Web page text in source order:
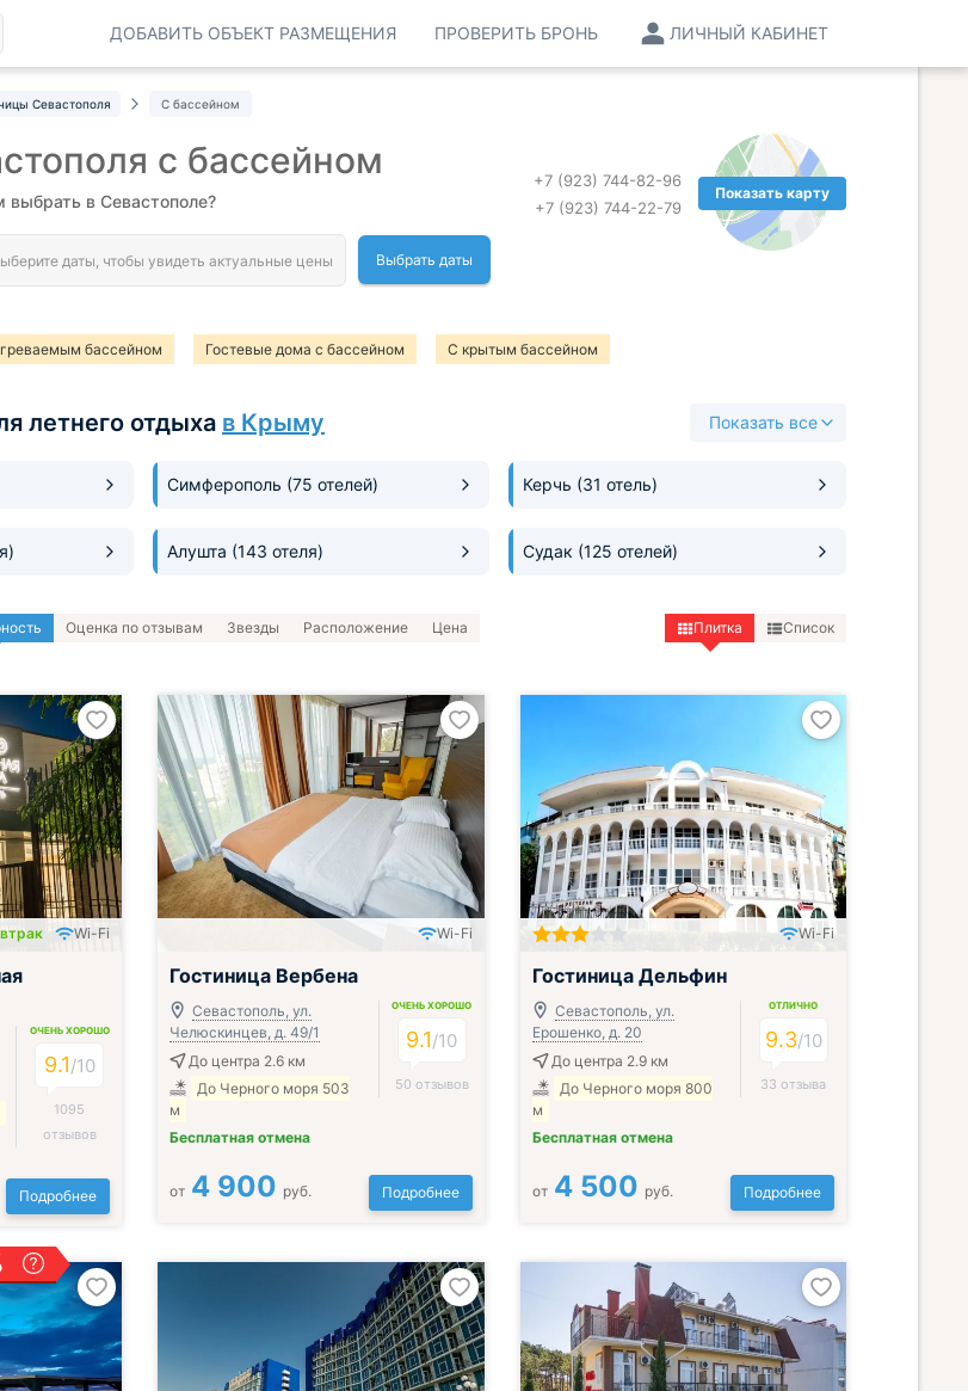
ЛИЧНЫЙ КАБИНЕТ
ПРОВЕРИТЬ БРОНЬ
ДОБАВИТЬ ОБЪЕКТ РАЗМЕЩЕНИЯ
Севастополя С бассейном
Показать карту
+7 (923) 744-82-96
+7 (923) 744-22-79
с бассейном
выбрать в Севастополе?
Выбрать даты
бассейном Гостевые дома с бассейном С крытым бассейном
летнего отдыха в Крыму Показать все
Симферополь (75 отелей) Керчь (31 отель)
Алушта (143 отеля) Судак (125 отелей)
Оценка по отзывам Звезды Расположение Цена Плитка Список
Wi-Fi
ОЧЕНЬ ХОРОШО
9.1/10
1095
отзывов
Подробнее
Wi-Fi
Гостиница Вербена
Севастополь, ул.
Челюскинцев, д. 49/1
До центра 2.6 км
До Черного моря 503
м
Бесплатная отмена
ОЧЕНЬ ХОРОШО
9.1/10
50 отзывов
от 4 900 руб. Подробнее
Включён завтрак и ужин или обед
Wi-Fi
Гостиница Дельфин
Севастополь, ул.
Ерошенко, д. 20
До центра 2.9 км
До Черного моря 800
м
Бесплатная отмена
ОТЛИЧНО
9.3/10
33 отзыва
от 4 500 руб. Подробнее